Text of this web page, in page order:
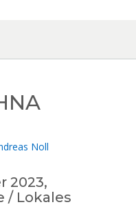
Noll
2023,
/ Lokales